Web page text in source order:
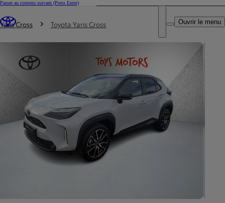
Passer au contenu suivant (Press Enter)
Trouvez un partenaire Toyota
DEALER NAME
Ouvrir le menu
Vous êtes ici
Yaris Cross Toyota Yaris Cross